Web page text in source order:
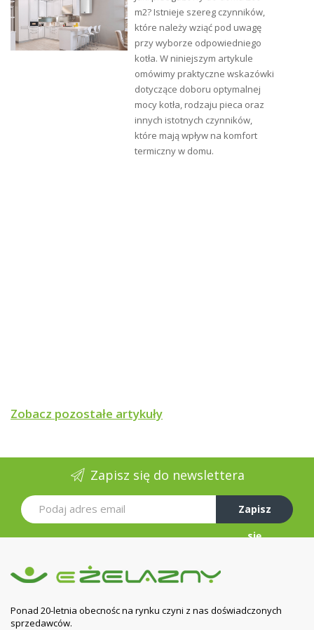
m2? Istnieje szereg czynników,
które należy wziąć pod uwagę
przy wyborze odpowiedniego
kotła. W niniejszym artykule
omówimy praktyczne wskazówki
dotyczące doboru optymalnej
mocy kotła, rodzaju pieca oraz
innych istotnych czynników,
które mają wpływ na komfort
termiczny w domu.
Zobacz pozostałe artykuły
Zapisz się do newslettera
Zapisz
się
Ponad 20-letnia obecnośc na rynku czyni z nas doświadczonych
sprzedawców.